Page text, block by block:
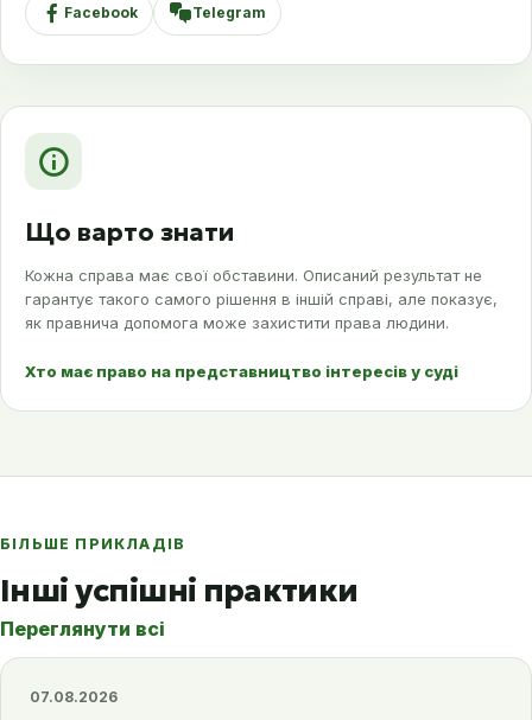
Facebook Telegram
Що варто знати
Кожна справа має свої обставини. Описаний результат не
гарантує такого самого рішення в іншій справі, але показує,
як правнича допомога може захистити права людини.
Хто має право на представництво інтересів у суді
БІЛЬШЕ ПРИКЛАДІВ
Інші успішні практики
Переглянути всі
07.08.2026